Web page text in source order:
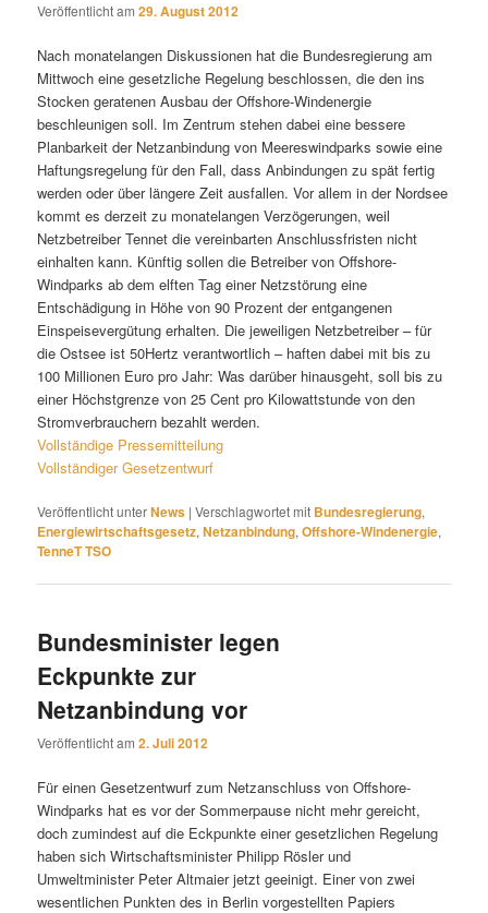
Veröffentlicht am29. August 2012
Nach monatelangen Diskussionen hat die Bundesregierung am
Mittwoch eine gesetzliche Regelung beschlossen, die den ins
Stocken geratenen Ausbau der Offshore-Windenergie
beschleunigen soll. Im Zentrum stehen dabei eine bessere
Planbarkeit der Netzanbindung von Meereswindparks sowie eine
Haftungsregelung für den Fall, dass Anbindungen zu spät fertig
werden oder über längere Zeit ausfallen. Vor allem in der Nordsee
kommt es derzeit zu monatelangen Verzögerungen, weil
Netzbetreiber Tennet die vereinbarten Anschlussfristen nicht
einhalten kann. Künftig sollen die Betreiber von Offshore-
Windparks ab dem elften Tag einer Netzstörung eine
Entschädigung in Höhe von 90 Prozent der entgangenen
Einspeisevergütung erhalten. Die jeweiligen Netzbetreiber – für
die Ostsee ist 50Hertz verantwortlich – haften dabei mit bis zu
100 Millionen Euro pro Jahr: Was darüber hinausgeht, soll bis zu
einer Höchstgrenze von 25 Cent pro Kilowattstunde von den
Stromverbrauchern bezahlt werden.
Vollständige Pressemitteilung
Vollständiger Gesetzentwurf
Veröffentlicht unterNews |Verschlagwortet mit Bundesregierung,
Energiewirtschaftsgesetz,Netzanbindung,Offshore-Windenergie,
TenneT TSO
Bundesminister legen
Eckpunkte zur
Netzanbindung vor
Veröffentlicht am2. Juli 2012
Für einen Gesetzentwurf zum Netzanschluss von Offshore-
Windparks hat es vor der Sommerpause nicht mehr gereicht,
doch zumindest auf die Eckpunkte einer gesetzlichen Regelung
haben sich Wirtschaftsminister Philipp Rösler und
Umweltminister Peter Altmaier jetzt geeinigt. Einer von zwei
wesentlichen Punkten des in Berlin vorgestellten Papiers